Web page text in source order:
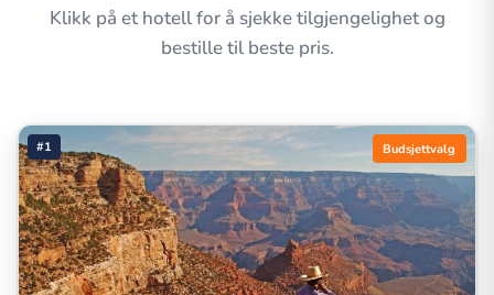
Klikk på et hotell for å sjekke tilgjengelighet og
bestille til beste pris.
#1 Budsjettvalg